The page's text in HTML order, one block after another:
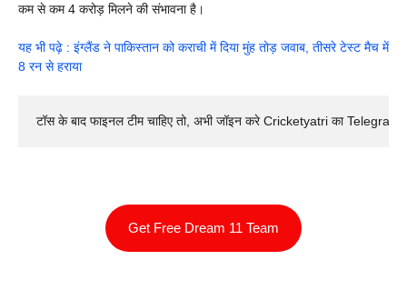
कम से कम 4 करोड़ मिलने की संभावना है।
यह भी पढ़े : इंग्लैंड ने पाकिस्तान को कराची में दिया मुंह तोड़ जवाब, तीसरे टेस्ट मैच में
8 रन से हराया
टॉस के बाद फाइनल टीम चाहिए तो, अभी जॉइन करे Cricketyatri का
Get Free Dream 11 Team